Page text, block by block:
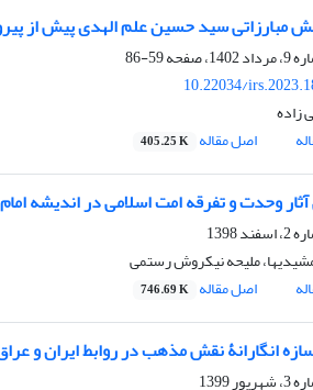
مبارزاتی سید حسین علم الهدی پیش از
59-86
10.22034/
زاده
اصل مقاله 405.25 K
ملیحه نیکروش رستمی
اصل مقاله 746.69 K